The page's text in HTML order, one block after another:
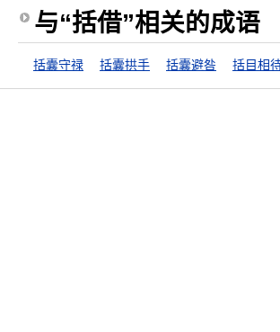
与“括借”相关的成语
括囊守禄 括囊拱手 括囊避咎 括目相